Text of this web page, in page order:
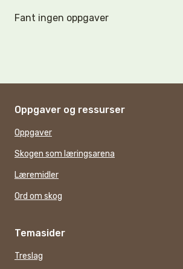
Fant ingen oppgaver
Oppgaver og ressurser
Oppgaver
Skogen som læringsarena
Læremidler
Ord om skog
Temasider
Treslag